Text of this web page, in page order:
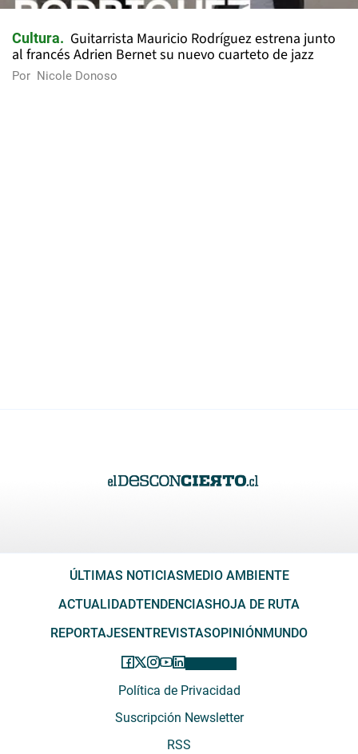
Cultura
Guitarrista Mauricio Rodríguez estrena junto
al francés Adrien Bernet su nuevo cuarteto de jazz
Por Nicole Donoso
ÚLTIMAS NOTICIAS MEDIO AMBIENTE
ACTUALIDADTENDENCIAS HOJA DE RUTA
REPORTAJES ENTREVISTASOPINIÓN MUNDO
Política de Privacidad
Suscripción Newsletter
RSS